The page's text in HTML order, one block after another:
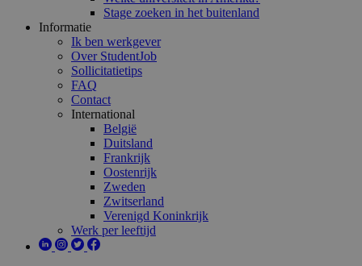
Stage zoeken in het buitenland
Informatie
Ik ben werkgever
Over StudentJob
Sollicitatietips
FAQ
Contact
International
België
Duitsland
Frankrijk
Oostenrijk
Zweden
Zwitserland
Verenigd Koninkrijk
Werk per leeftijd